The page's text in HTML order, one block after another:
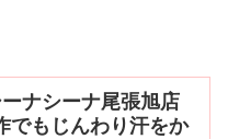
ナシーナ尾張旭店
もじんわり汗をか